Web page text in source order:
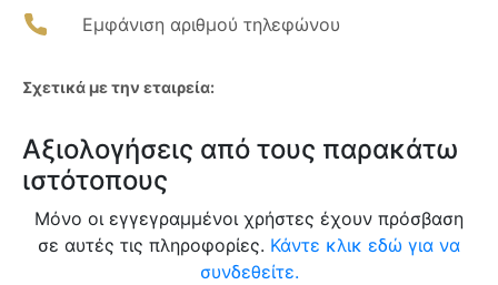
Εμφάνιση αριθμού τηλεφώνου
Σχετικά με την εταιρεία:
Αξιολογήσεις από τους παρακάτω
ιστότοπους
Μόνο οι εγγεγραμμένοι χρήστες έχουν πρόσβαση
σε αυτές τις πληροφορίες. Κάντε κλικ εδώ για να
συνδεθείτε.